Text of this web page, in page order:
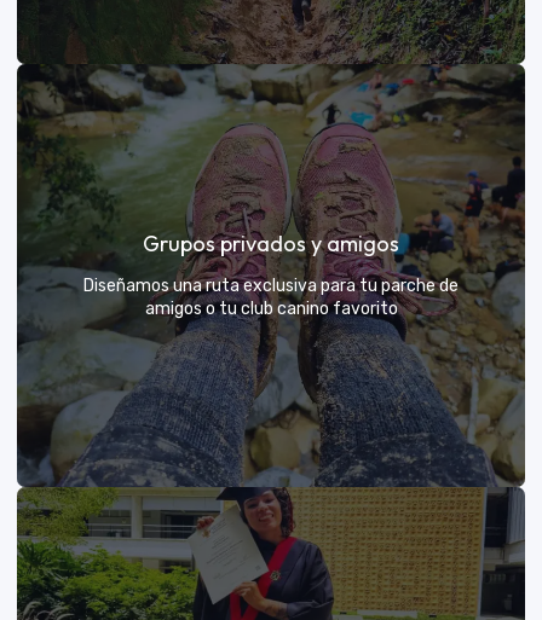
Días de Campo para Empresas
El mejor beneficio para tu equipo: compartir con sus
exploradores y fortalecer lazos rodeados de
naturaleza
VER MÁS
Grupos privados y amigos
Diseñamos una ruta exclusiva para tu parche de
amigos o tu club canino favorito